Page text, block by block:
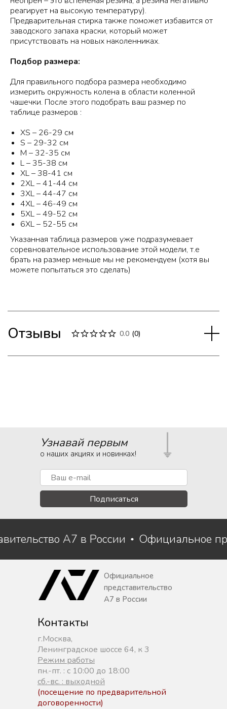
реагирует на высокую температуру).
Предварительная стирка также поможет избавится от
заводского запаха краски, который может
присутствовать на новых наколенниках.
Подбор размера:
Для правильного подбора размера необходимо
измерить окружность колена в области коленной
чашечки. После этого подобрать ваш размер по
таблице размеров :
XS – 26-29 см
S – 29-32 см
M – 32-35 см
L – 35-38 см
XL – 38-41 см
2XL – 41-44 см
3XL – 44-47 см
4XL – 46-49 см
5XL – 49-52 см
6XL – 52-55 см
Указанная таблица размеров уже подразумевает
соревновательное использование этой модели, т.е
брать на размер меньше мы не рекомендуем (хотя вы
можете попытаться это сделать)
Отзывы 0.0 (0)
Подписаться
Узнавай первым
о наших акциях и новинках!
A7 в России Официальное
Контакты
г.Москва,
Ленинградское шоссе 64, к 3
Режим работы
пн.-пт. : с 10:00 до 18:00
сб.-вс. : выходной
(посещение по предварительной
договоренности)
Официальное
представительство
A7 в России